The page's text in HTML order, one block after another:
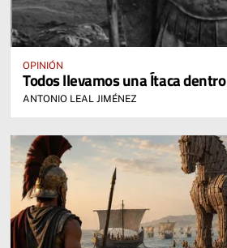
OPINIÓN
Todos llevamos una Ítaca dentro
ANTONIO LEAL JIMÉNEZ